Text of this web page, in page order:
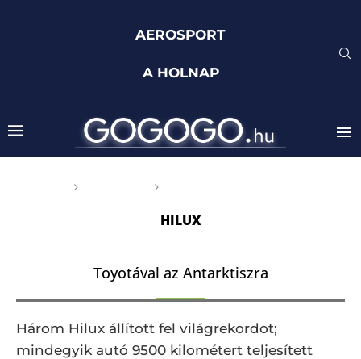
AEROSPORT
A HOLNAP
HILUX
Toyotával az Antarktiszra
Három Hilux állított fel világrekordot;
mindegyik autó 9500 kilométert teljesített